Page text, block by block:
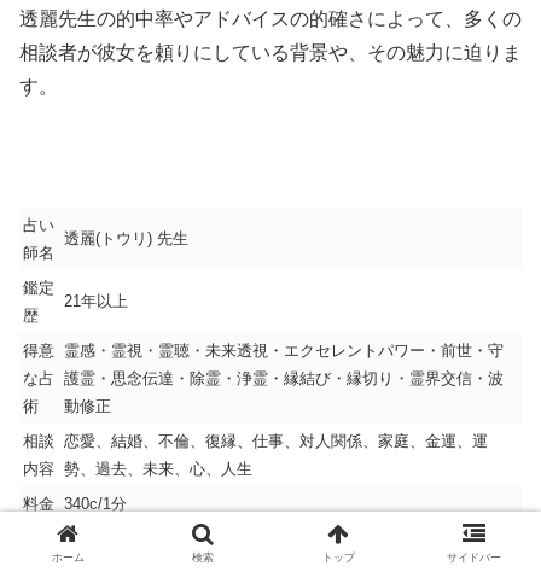
透麗先生の的中率やアドバイスの的確さによって、多くの
相談者が彼女を頼りにしている背景や、その魅力に迫りま
す。
占い
師名
透麗(トウリ) 先生
鑑定
歴
21年以上
得意
な占
術
霊感・霊視・霊聴・未来透視・エクセレントパワー・前世・守
護霊・思念伝達・除霊・浄霊・縁結び・縁切り・霊界交信・波
動修正
相談
内容
恋愛、結婚、不倫、復縁、仕事、対人関係、家庭、金運、運
勢、過去、未来、心、人生
料金 340c/1分
時間
要確認
ホーム 検索 トップ サイドバー